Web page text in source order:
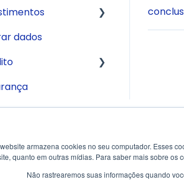
armazena cookies no seu computador. Esses
quanto em outras mídias. Para saber mais sobre
Não rastrearemos suas informações quando
Remunerada
dados
de
Finance